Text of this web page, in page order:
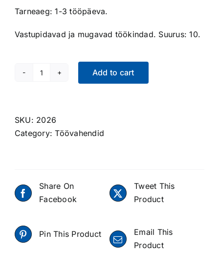
Tarneaeg: 1-3 tööpäeva.
Vastupidavad ja mugavad töökindad. Suurus: 10.
Töökindad
quantity
Add to cart
SKU: 2026
Category:Töövahendid
Share On
Facebook
Tweet This
Product
Pin This Product
Email This
Product